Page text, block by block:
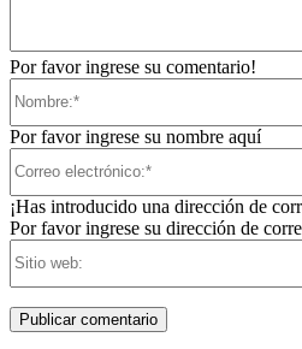
Por favor ingrese su comentario!
Por favor ingrese su nombre aquí
¡Has introducido una dirección de
Por favor ingrese su dirección de